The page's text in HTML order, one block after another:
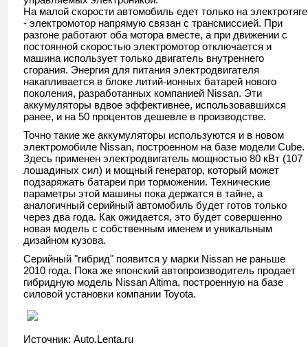
На малой скорости автомобиль едет только на электротяге
- электромотор напрямую связан с трансмиссией. При
разгоне работают оба мотора вместе, а при движении с
постоянной скоростью электромотор отключается и
машина использует только двигатель внутреннего
сгорания. Энергия для питания электродвигателя
накапливается в блоке литий-ионных батарей нового
поколения, разработанных компанией Nissan. Эти
аккумуляторы вдвое эффективнее, использовавшихся
ранее, и на 50 процентов дешевле в производстве.
Точно такие же аккумуляторы используются и в новом
электромобиле Nissan, построенном на базе модели Cube.
Здесь применен электродвигатель мощностью 80 кВт (107
лошадиных сил) и мощный генератор, который может
подзаряжать батареи при торможении. Технические
параметры этой машины пока держатся в тайне, а
аналогичный серийный автомобиль будет готов только
через два года. Как ожидается, это будет совершенно
новая модель с собственным именем и уникальным
дизайном кузова.
Серийный "гибрид" появится у марки Nissan не раньше
2010 года. Пока же японский автопроизводитель продает
гибридную модель Nissan Altima, построенную на базе
силовой установки компании Toyota.
Источник: Auto.Lenta.ru